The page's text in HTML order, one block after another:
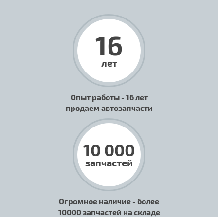
16
лет
Опыт работы - 16 лет
продаем автозапчасти
10 000
запчастей
Огромное наличие - более
10000 запчастей на складе